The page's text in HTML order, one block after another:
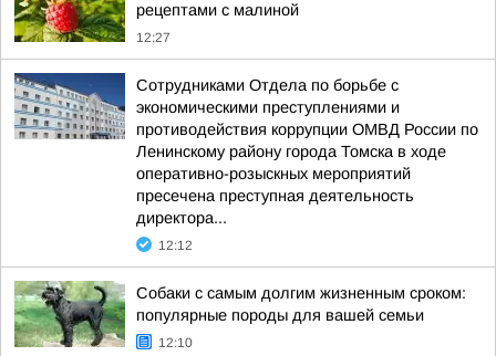
рецептами с малиной
12:27
Сотрудниками Отдела по борьбе с
экономическими преступлениями и
противодействия коррупции ОМВД России по
Ленинскому району города Томска в ходе
оперативно-розыскных мероприятий
пресечена преступная деятельность
директора...
12:12
Собаки с самым долгим жизненным сроком:
популярные породы для вашей семьи
12:10